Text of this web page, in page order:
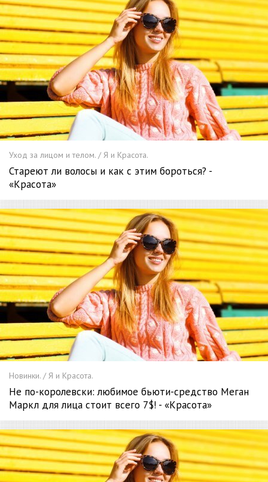
Уход за лицом и телом. / Я и Красота.
Стареют ли волосы и как с этим бороться? -
«Красота»
Новинки. / Я и Красота.
Не по-королевски: любимое бьюти-средство Меган
Маркл для лица стоит всего 7$! - «Красота»